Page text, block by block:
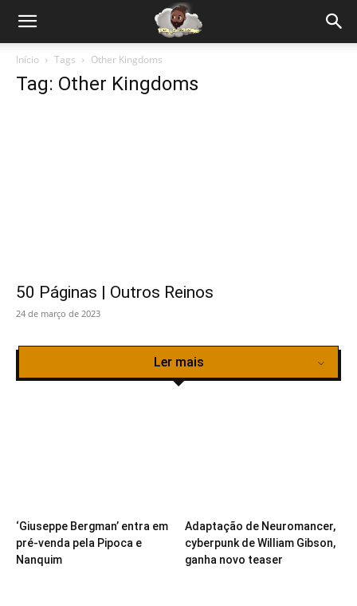
Início Tags Other Kingdoms
Tag: Other Kingdoms
50 Páginas | Outros Reinos
24 de março de 2023
Ler mais
‘Giuseppe Bergman’ entra em
pré-venda pela Pipoca e
Nanquim
Adaptação de Neuromancer,
cyberpunk de William Gibson,
ganha novo teaser